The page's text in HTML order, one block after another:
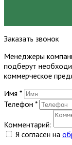
Заказать звонок
Менеджеры
подберут
коммерческое
Имя *
Телефон *
Комментарий:
Я согласен на